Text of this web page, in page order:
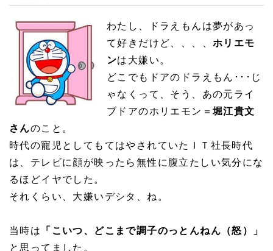
わたし、ドラえもんは夢があっ
て好きだけど、、、、 ホリエモ
ンは大嫌い。
どこでもドアのドラえもん･･･じ
ゃなくって、そう、あの元ライ
ブドアのホリエモン＝ 堀江貴文
さんのこと。
時代の寵児としてもてはやされていたＩＴ社長時代
は、テレビに顔が映ったら無性に腹立たしい気分にな
るほどイヤでした。
それくらい、大嫌いデシタ、ね。
当時は
「こいつ、どこまで調子のっとんねん（怒）」
と思ってました。